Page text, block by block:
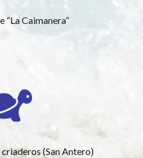
“La Caimanera”
(San Antero)